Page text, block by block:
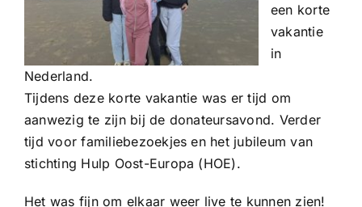
een korte
vakantie
in
Nederland.
Tijdens deze korte vakantie was er tijd om
aanwezig te zijn bij de donateursavond. Verder
tijd voor familiebezoekjes en het jubileum van
stichting Hulp Oost-Europa (HOE).
Het was fijn om elkaar weer live te kunnen zien!